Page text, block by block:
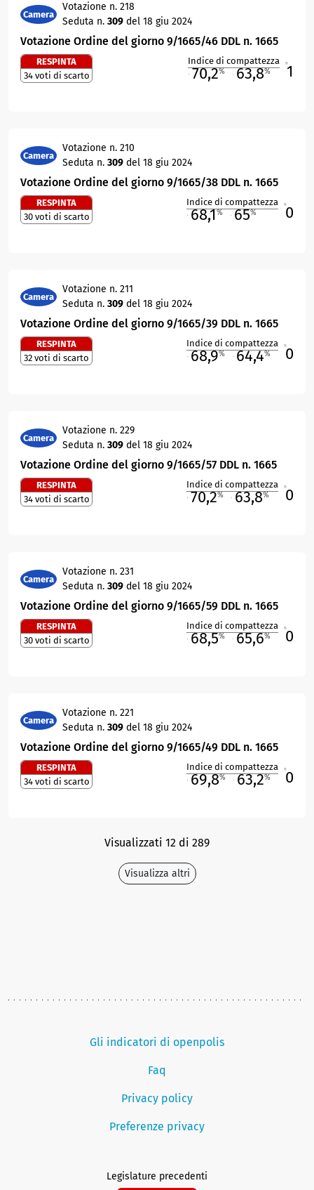
Camera
Votazione n. 218
Seduta n. 309 del 18 giu 2024
Votazione Ordine del giorno 9/1665/46 DDL n. 1665
RESPINTA
34 voti di scarto
Indice di compattezza
70,2% 63,8% 1
Camera
Votazione n. 210
Seduta n. 309 del 18 giu 2024
Votazione Ordine del giorno 9/1665/38 DDL n. 1665
RESPINTA
30 voti di scarto
Indice di compattezza
68,1% 65% 0
Camera
Votazione n. 211
Seduta n. 309 del 18 giu 2024
Votazione Ordine del giorno 9/1665/39 DDL n. 1665
RESPINTA
32 voti di scarto
Indice di compattezza
68,9% 64,4% 0
Camera
Votazione n. 229
Seduta n. 309 del 18 giu 2024
Votazione Ordine del giorno 9/1665/57 DDL n. 1665
RESPINTA
34 voti di scarto
Indice di compattezza
70,2% 63,8% 0
Camera
Votazione n. 231
Seduta n. 309 del 18 giu 2024
Votazione Ordine del giorno 9/1665/59 DDL n. 1665
RESPINTA
30 voti di scarto
Indice di compattezza
68,5% 65,6% 0
Camera
Votazione n. 221
Seduta n. 309 del 18 giu 2024
Votazione Ordine del giorno 9/1665/49 DDL n. 1665
RESPINTA
34 voti di scarto
Indice di compattezza
69,8% 63,2% 0
Visualizzati 12 di 289
Visualizza altri
Gli indicatori di openpolis
Faq
Privacy policy
Preferenze privacy
Legislature precedenti